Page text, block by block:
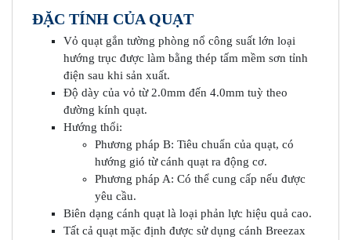
ĐẶC TÍNH CỦA QUẠT
Vỏ quạt gắn tường phòng nổ công suất lớn loại
hướng trục được làm bằng thép tấm mềm sơn tỉnh
điện sau khi sản xuất.
Độ dày của vỏ từ 2.0mm đến 4.0mm tuỳ theo
đường kính quạt.
Hướng thổi:
Phương pháp B: Tiêu chuẩn của quạt, có
hướng gió từ cánh quạt ra động cơ.
Phương pháp A: Có thể cung cấp nếu được
yêu cầu.
Biên dạng cánh quạt là loại phản lực hiệu quả cao.
Tất cả quạt mặc định được sử dụng cánh Breezax